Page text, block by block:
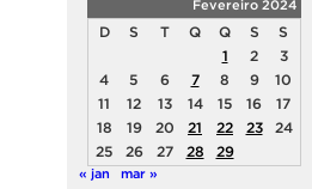
Fevereiro 2024
D S T Q Q S
S
1
2
3
4
5 6 7 8 9
10
11
12 13 14 15 16
17
18
19 20 21 22 23
24
25
26 27 28 29
« jan mar »